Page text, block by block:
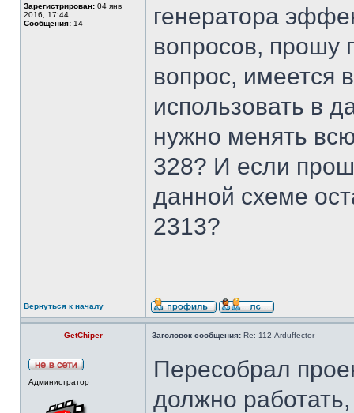
Зарегистрирован: 04 янв
2016, 17:44
Сообщения: 14
генератора
вопросов, прошу
вопрос, имеется
использовать в
нужно менять
328? И если
данной схеме
2313?
Вернуться к началу
GetChiper Заголовок сообщения: Re: 112-Arduffector
Администратор
Пересобрал
должно